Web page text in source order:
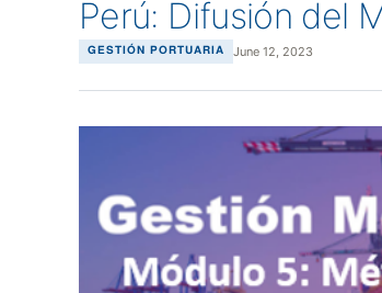
Perú: Difusión del
GESTIÓN PORTUARIA June 12, 2023